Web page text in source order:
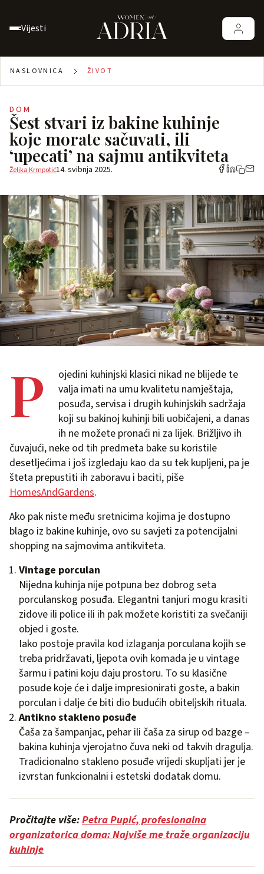
Vijesti
NASLOVNICA ŽIVOT
DOM
Šest stvari iz bakine kuhinje
koje morate sačuvati, ili
‘upecati’ na sajmu antikviteta
Željka Krmpotić14. svibnja 2025.
P
ojedini kuhinjski klasici nikad ne blijede te
valja imati na umu kvalitetu namještaja,
posuđa, servisa i drugih kuhinjskih sadržaja
koji su bakinoj kuhinji bili uobičajeni, a danas
ih ne možete pronaći ni za lijek. Brižljivo ih
čuvajući, neke od tih predmeta bake su koristile
desetljećima i još izgledaju kao da su tek kupljeni, pa je
šteta prepustiti ih zaboravu i baciti, piše
HomesAndGardens.
Ako pak niste među sretnicima kojima je dostupno
blago iz bakine kuhinje, ovo su savjeti za potencijalni
shopping na sajmovima antikviteta.
Vintage porculan
Nijedna kuhinja nije potpuna bez dobrog seta
porculanskog posuđa. Elegantni tanjuri mogu krasiti
zidove ili police ili ih pak možete koristiti za svečaniji
objed i goste.
Iako postoje pravila kod izlaganja porculana kojih se
treba pridržavati, ljepota ovih komada je u vintage
šarmu i patini koju daju prostoru. To su klasične
posude koje će i dalje impresionirati goste, a bakin
porculan i dalje će biti dio budućih obiteljskih rituala.
Antikno stakleno posuđe
Čaša za šampanjac, pehar ili čaša za sirup od bazge –
bakina kuhinja vjerojatno čuva neki od takvih dragulja.
Tradicionalno stakleno posuđe vrijedi skupljati jer je
izvrstan funkcionalni i estetski dodatak domu.
Pročitajte više:Petra Pupić, profesionalna
organizatorica doma: Najviše me traže organizaciju
kuhinje